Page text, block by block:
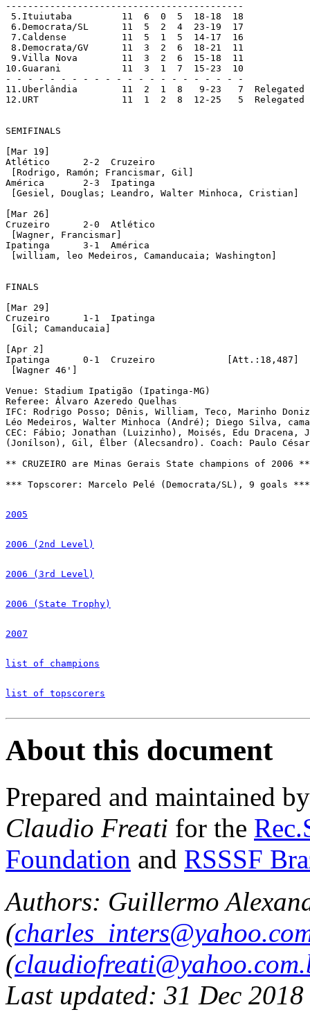
-------------------------------------------
5.Ituiutaba         11  6  0  5  18-18  18
6.Democrata/SL      11  5  2  4  23-19  17
7.Caldense          11  5  1  5  14-17  16
8.Democrata/GV      11  3  2  6  18-21  11
9.Villa Nova        11  3  2  6  15-18  11
10.Guarani           11  3  1  7  15-23  10
- - - - - - - - - - - - - - - - - - - - - -
11.Uberlândia        11  2  1  8   9-23   7  Relegated
12.URT               11  1  2  8  12-25   5  Relegated
SEMIFINALS
[Mar 19]
Atlético      2-2  Cruzeiro
[Rodrigo, Ramón; Francismar, Gil]
América       2-3  Ipatinga
[Gesiel, Douglas; Leandro, Walter Minhoca, Cristian]
[Mar 26]
Cruzeiro      2-0  Atlético
[Wagner, Francismar]
Ipatinga      3-1  América
[william, leo Medeiros, Camanducaia; Washington]
FINALS
[Mar 29]
Cruzeiro      1-1  Ipatinga
[Gil; Camanducaia]
[Apr 2]
Ipatinga      0-1  Cruzeiro		[Att.:18,487]
[Wagner 46']
Venue: Stadium Ipatigão (Ipatinga-MG)
Referee: Álvaro Azeredo Quelhas
IFC: Rodrigo Posso; Dênis, William, Teco, Marinho
Léo Medeiros, Walter Minhoca (André); Diego Silva,
CEC: Fábio; Jonathan (Luizinho), Moisés, Edu Dracena,
(Jonílson), Gil, Élber (Alecsandro). Coach: Paulo César
** CRUZEIRO are Minas Gerais State champions of 2006 **
*** Topscorer: Marcelo Pelé (Democrata/SL), 9 goals ***
2005
2006 (2nd Level)
2006 (3rd Level)
2006 (State Trophy)
2007
list of champions
list of topscorers
About this document
Prepared and maintained
Claudio Freati for the
Foundation and RSSSF
Authors: Guillermo
(
(
Last updated: 31 Dec 2018